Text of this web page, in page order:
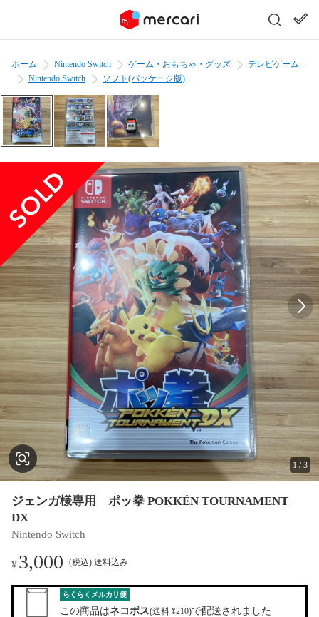
ホーム Nintendo Switch ゲーム・おもちゃ・グッズ
テレビゲーム
Nintendo Switch
ソフト(パッケージ版)
1 /3
ジェンガ様専用 ポッ拳 POKKÉN TOURNAMENT
DX
Nintendo Switch
¥3,000 (税込) 送料込み
らくらくメルカリ便
この商品はネコポス(送料 ¥210)で配送されました